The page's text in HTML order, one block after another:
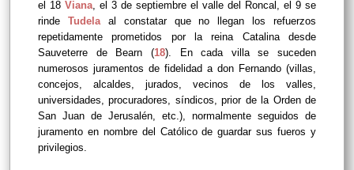
el 18 Viana , el 3 de septiembre el valle del Roncal, el 9 se
rinde Tudela
al constatar que no llegan los refuerzos
repetidamente prometidos por la reina Catalina desde
Sauveterre de Bearn (18). En cada villa se suceden
numerosos juramentos de fidelidad a don Fernando (villas,
concejos, alcaldes, jurados, vecinos de los valles,
universidades, procuradores, síndicos, prior de la Orden de
San Juan de Jerusalén, etc.), normalmente seguidos de
juramento en nombre del Católico de guardar sus fueros y
privilegios.